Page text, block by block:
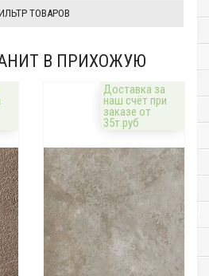
ТОВАРОВ
В ПРИХОЖУЮ
Доставка за
наш счёт при
заказе от
35т.руб